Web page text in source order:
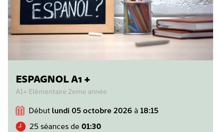
ESPAGNOL A1 +
A1+ Elémentaire 2eme année
Début lundi 05 octobre 2026 à 18:15
25 séances de 01:30